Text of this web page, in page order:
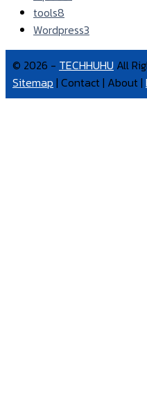
tools8
Wordpress3
© 2026 - TECHHUHU All
Sitemap | Contact | About |